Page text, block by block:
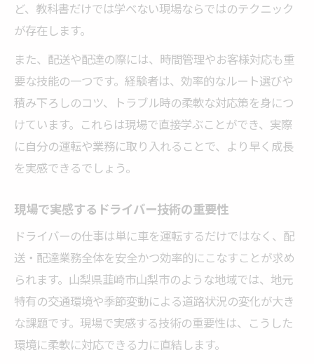
ど、教科書だけでは学べない現場ならではのテクニック
が存在します。
また、配送や配達の際には、時間管理やお客様対応も重
要な技能の一つです。経験者は、効率的なルート選びや
積み下ろしのコツ、トラブル時の柔軟な対応策を身につ
けています。これらは現場で直接学ぶことができ、実際
に自分の運転や業務に取り入れることで、より早く成長
を実感できるでしょう。
現場で実感するドライバー技術の重要性
ドライバーの仕事は単に車を運転するだけではなく、配
送・配達業務全体を安全かつ効率的にこなすことが求め
られます。山梨県韮崎市山梨市のような地域では、地元
特有の交通環境や季節変動による道路状況の変化が大き
な課題です。現場で実感する技術の重要性は、こうした
環境に柔軟に対応できる力に直結します。